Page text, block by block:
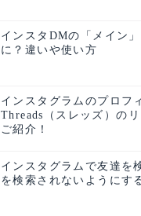
インスタDMの「メイン
に？違いや使い方
インスタグラムのプロフ
Threads（スレッズ）の
ご紹介！
インスタグラムで友達を
を検索されないようにす